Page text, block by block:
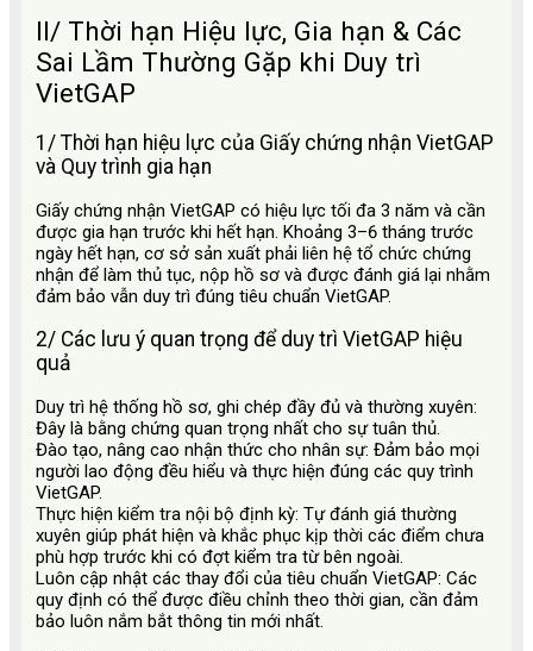
II/ Thời hạn Hiệu lực, Gia hạn & Các
Sai Lầm Thường Gặp khi Duy trì
VietGAP
1/ Thời hạn hiệu lực của Giấy chứng nhận VietGAP
và Quy trình gia hạn
Giấy chứng nhận VietGAP có hiệu lực tối đa 3 năm và cần
được gia hạn trước khi hết hạn. Khoảng 3–6 tháng trước
ngày hết hạn, cơ sở sản xuất phải liên hệ tổ chức chứng
nhận để làm thủ tục, nộp hồ sơ và được đánh giá lại nhằm
đảm bảo vẫn duy trì đúng tiêu chuẩn VietGAP.
2/ Các lưu ý quan trọng để duy trì VietGAP hiệu
quả
Duy trì hệ thống hồ sơ, ghi chép đầy đủ và thường xuyên:
Đây là bằng chứng quan trọng nhất cho sự tuân thủ.
Đào tạo, nâng cao nhận thức cho nhân sự: Đảm bảo mọi
người lao động đều hiểu và thực hiện đúng các quy trình
VietGAP.
Thực hiện kiểm tra nội bộ định kỳ: Tự đánh giá thường
xuyên giúp phát hiện và khắc phục kịp thời các điểm chưa
phù hợp trước khi có đợt kiểm tra từ bên ngoài.
Luôn cập nhật các thay đổi của tiêu chuẩn VietGAP: Các
quy định có thể được điều chỉnh theo thời gian, cần đảm
bảo luôn nắm bắt thông tin mới nhất.